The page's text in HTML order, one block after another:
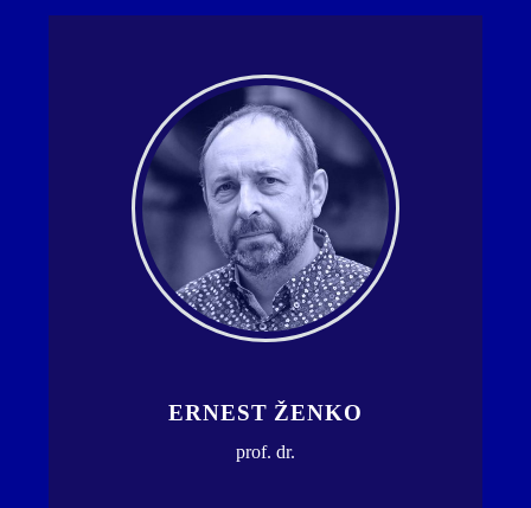
ERNEST ŽENKO
prof. dr.